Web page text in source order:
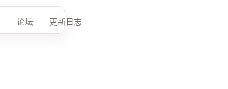
论坛 更新日志